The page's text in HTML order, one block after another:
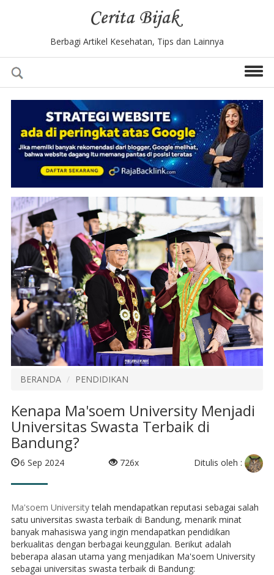
Berbagi Artikel Kesehatan, Tips dan Lainnya
BERANDA PENDIDIKAN
Kenapa Ma'soem University Menjadi
Universitas Swasta Terbaik di
Bandung?
6 Sep 2024 726x Ditulis oleh :
Ma'soem Universitytelah mendapatkan reputasi sebagai salah
satu universitas swasta terbaik di Bandung, menarik minat
banyak mahasiswa yang ingin mendapatkan pendidikan
berkualitas dengan berbagai keunggulan. Berikut adalah
beberapa alasan utama yang menjadikan Ma'soem University
sebagai universitas swasta terbaik di Bandung: